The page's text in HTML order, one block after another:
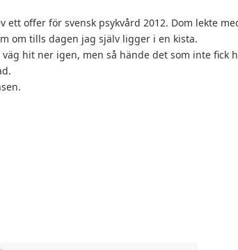
ett offer för svensk psykvård 2012. Dom lekte
om tills dagen jag själv ligger i en kista.
hit ner igen, men så hände det som inte fick